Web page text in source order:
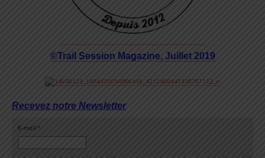
©Trail Session Magazine, Juillet 2019
Recevez notre Newsletter
E-mail *